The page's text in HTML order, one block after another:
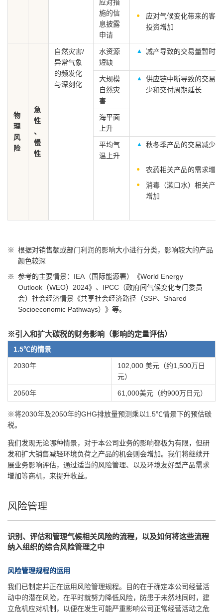
应对措
施的信
息披露
申请
应对气候变化带来的客
投资增加
物
理
风
险
急
性
、
慢
性
自然灾害/
异常气象
的频发化
与深刻化
水资源
短缺
减产导致的交易量暂时
大规模
自然灾
害
供应链中断导致的交易
少和交付周期延长
海平面
上升
平均气
温上升
秋冬季产品的交易减少
农药相关产品的需求增加
消毒（漱口水）相关产
增加
※ 根据对销售额或部门利润的影响大小进行分类，影响较大的产品
颜色较深
※ 参考的主要情景：IEA（国际能源署）《World Energy
Outlook（WEO）2024》、IPCC（政府间气候变化专门委员
会）社会经济情景《共享社会经济路径（SSP、Shared
Socioeconomic Pathways）》等。
※引入和扩大碳税的财务影响（影响的定量评估）
1.5℃的情景
2030年
102,000 美元（约1,500万日
元）
2050年 61,000美元（约900万日元）
※将2030年及2050年的GHG排放量预测乘以1.5℃情景下的预估碳
税。
我们发现无论哪种情景，对于本公司业务的影响都极为有限，但研
发和扩大销售减轻环境负荷之产品的机会则会增加。我们将继续开
展业务影响评估，通过适当的风险管理、以及环境友好型产品需求
增加等商机，来提升收益。
风险管理
识别、评估和管理气候相关风险的流程，以及如何将这些流程
纳入组织的综合风险管理之中
风险管理规程的运用
我们已制定并正在运用风险管理规程。目的在于确定本公司经营活
动中的潜在风险，在平时就努力降低风险，防患于未然地同时，建
立危机应对机制，以便在发生可能严重影响公司正常经营活动之危